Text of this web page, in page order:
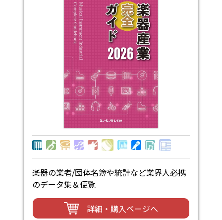
楽器の業者/団体名簿や統計など業界人必携
のデータ集＆便覧
詳細・購入ページへ